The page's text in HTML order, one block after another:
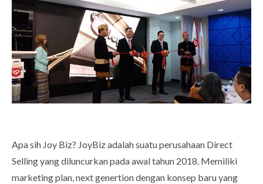
Apa sih Joy Biz? JoyBiz adalah suatu perusahaan Direct
Selling yang diluncurkan pada awal tahun 2018. Memiliki
marketing plan, next genertion dengan konsep baru yang